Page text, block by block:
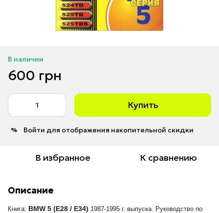
В наличии
600 грн
Купить
% Войти для отображения накопительной скидки
В избранное К сравнению
Описание
Книга: BMW 5 (E28 / E34) 1987-1995 г. выпуска. Руководство по